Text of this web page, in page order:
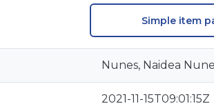
Simple item
Nunes, Naidea
2021-11-15T09:01:15Z